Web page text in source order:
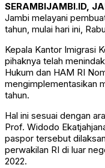
SERAMBIJAMBI.ID,
Jambi melayani
tahun, mulai hari ini,
Kepala Kantor Imigrasi
pihaknya telah
Hukum dan HAM RI
mengimplementasikan
tahun.
Hal ini sesuai dengan
Prof. Widodo
paspor tersebut
perwakilan RI di luar
2022.